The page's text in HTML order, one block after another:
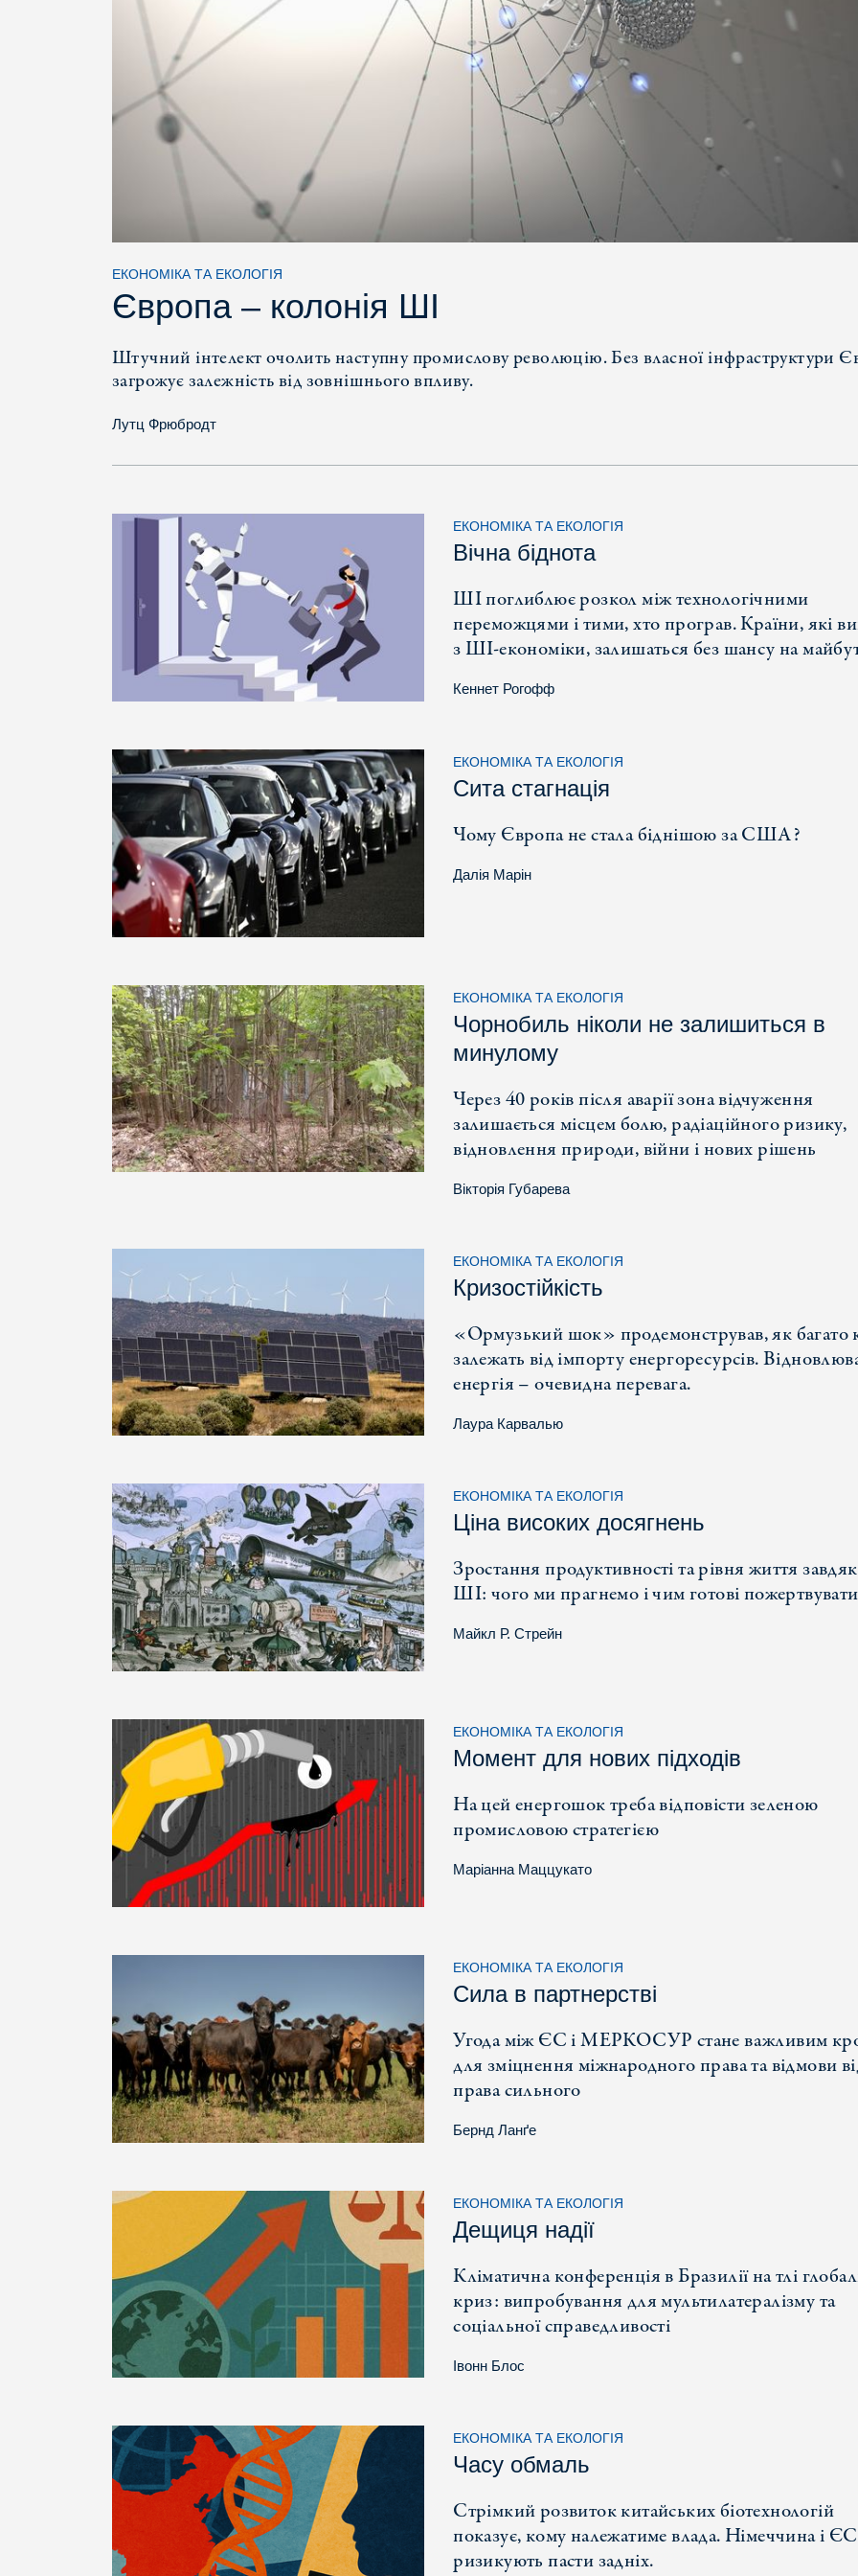
ЕКОНОМІКА ТА ЕКОЛОГІЯ
Європа – колонія ШІ
Штучний інтелект очолить наступну промислову революцію. Без власної інфраструктури
загрожує залежність від зовнішнього впливу.
Лутц Фрюбродт
ЕКОНОМІКА ТА ЕКОЛОГІЯ
Вічна біднота
ШІ поглиблює розкол між технологічними
переможцями і тими, хто програв. Країни, які
з ШІ-економіки, залишаться без шансу на
Кеннет Рогофф
ЕКОНОМІКА ТА ЕКОЛОГІЯ
Сита стагнація
Чому Європа не стала біднішою за США?
Далія Марін
ЕКОНОМІКА ТА ЕКОЛОГІЯ
Чорнобиль ніколи не залишиться в
минулому
Через 40 років після аварії зона відчуження
залишається місцем болю, радіаційного ризику,
відновлення природи, війни і нових рішень
Вікторія Губарева
ЕКОНОМІКА ТА ЕКОЛОГІЯ
Кризостійкість
«Ормузький шок» продемонстрував, як багато
залежать від імпорту енергоресурсів.
енергія – очевидна перевага.
Лаура Карвалью
ЕКОНОМІКА ТА ЕКОЛОГІЯ
Ціна високих досягнень
Зростання продуктивності та рівня життя
ШІ: чого ми прагнемо і чим готові
Майкл Р. Стрейн
ЕКОНОМІКА ТА ЕКОЛОГІЯ
Момент для нових підходів
На цей енергошок треба відповісти зеленою
промисловою стратегією
Маріанна Маццукато
ЕКОНОМІКА ТА ЕКОЛОГІЯ
Сила в партнерстві
Угода між ЄС і МЕРКОСУР стане важливим
для зміцнення міжнародного права та відмови
права сильного
Бернд Ланґе
ЕКОНОМІКА ТА ЕКОЛОГІЯ
Дещиця надії
Кліматична конференція в Бразилії на тлі
криз: випробування для мультилатералізму та
соціальної справедливості
Івонн Блос
ЕКОНОМІКА ТА ЕКОЛОГІЯ
Часу обмаль
Стрімкий розвиток китайських біотехнологій
показує, кому належатиме влада. Німеччина і ЄС
ризикують пасти задніх.